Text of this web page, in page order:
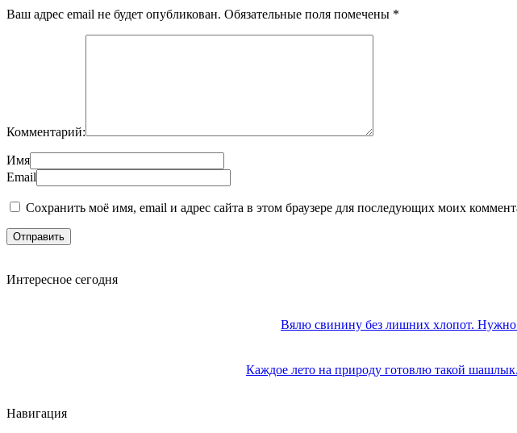
Ваш адрес email не будет опубликован. Обязательные поля помечены *
Комментарий:
Имя
Email
Сохранить моё имя, email и адрес сайта в этом браузере для последующих моих
Интересное сегодня
Вялю свинину без лишних хлопот. Нужно
Каждое лето на природу готовлю такой
Навигация